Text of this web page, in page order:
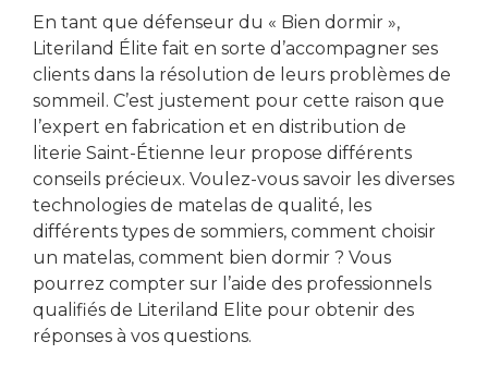
En tant que défenseur du « Bien dormir »,
Literiland Élite fait en sorte d’accompagner ses
clients dans la résolution de leurs problèmes de
sommeil. C’est justement pour cette raison que
l’expert en fabrication et en distribution de
literie Saint-Étienne leur propose différents
conseils précieux. Voulez-vous savoir les diverses
technologies de matelas de qualité, les
différents types de sommiers, comment choisir
un matelas, comment bien dormir ? Vous
pourrez compter sur l’aide des professionnels
qualifiés de Literiland Elite pour obtenir des
réponses à vos questions.